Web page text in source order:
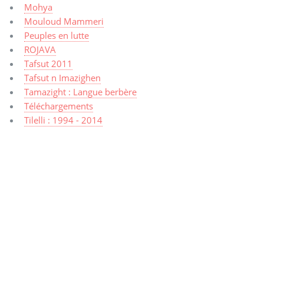
Mohya
Mouloud Mammeri
Peuples en lutte
ROJAVA
Tafsut 2011
Tafsut n Imazighen
Tamazight : Langue berbère
Téléchargements
Tilelli : 1994 - 2014